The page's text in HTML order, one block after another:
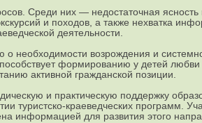
Среди них — недостаточная
и походов, а также нехватка
деятельности.
возрождения и
формированию у детей
активной гражданской позиции.
и практическую поддержку
туристско-краеведческих программ.
информацией для развития этого